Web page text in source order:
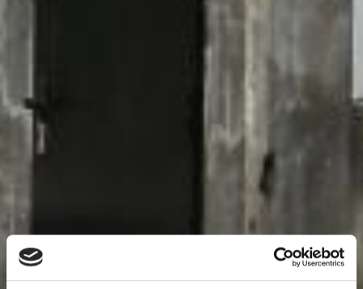
31
10
30